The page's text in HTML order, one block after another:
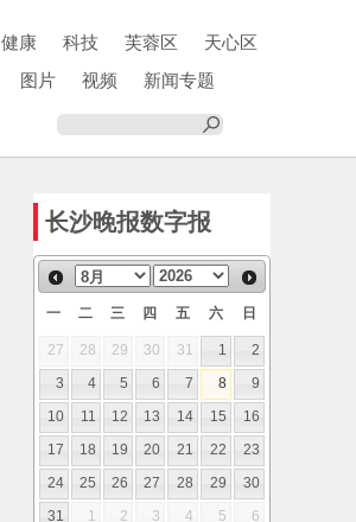
健康 科技 芙蓉区
天心区
图片 视频
新闻专题
长沙晚报数字报
一 二 三 四 五 六 日
27 28 29 30 31 1
2
3
4 5 6 7 8
9
10
11 12 13 14 15
16
17
18 19 20 21 22
23
24
25 26 27 28 29
30
31
1 2 3 4 5 6